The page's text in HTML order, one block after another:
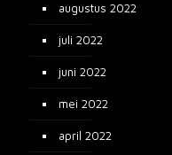
augustus 2022
juli 2022
juni 2022
mei 2022
april 2022